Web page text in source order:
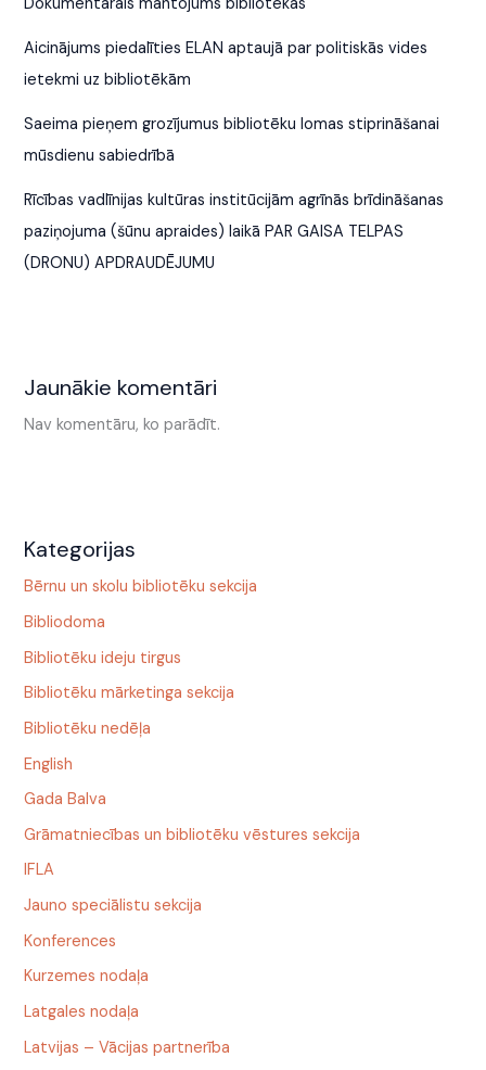
Aicinājums piedalīties ELAN aptaujā par politiskās vides
ietekmi uz bibliotēkām
Saeima pieņem grozījumus bibliotēku lomas stiprināšanai
mūsdienu sabiedrībā
Rīcības vadlīnijas kultūras institūcijām agrīnās brīdināšanas
paziņojuma (šūnu apraides) laikā PAR GAISA TELPAS
(DRONU) APDRAUDĒJUMU
Jaunākie komentāri
Nav komentāru, ko parādīt.
Kategorijas
Bērnu un skolu bibliotēku sekcija
Bibliodoma
Bibliotēku ideju tirgus
Bibliotēku mārketinga sekcija
Bibliotēku nedēļa
English
Gada Balva
Grāmatniecības un bibliotēku vēstures sekcija
IFLA
Jauno speciālistu sekcija
Konferences
Kurzemes nodaļa
Latgales nodaļa
Latvijas – Vācijas partnerība